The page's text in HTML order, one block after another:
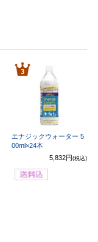
3
エナジックウォーター 5
00ml×24本
5,832円(税込)